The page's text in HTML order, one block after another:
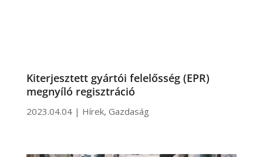
Kiterjesztett gyártói felelősség (EPR)
megnyíló regisztráció
2023.04.04| Hírek, Gazdaság